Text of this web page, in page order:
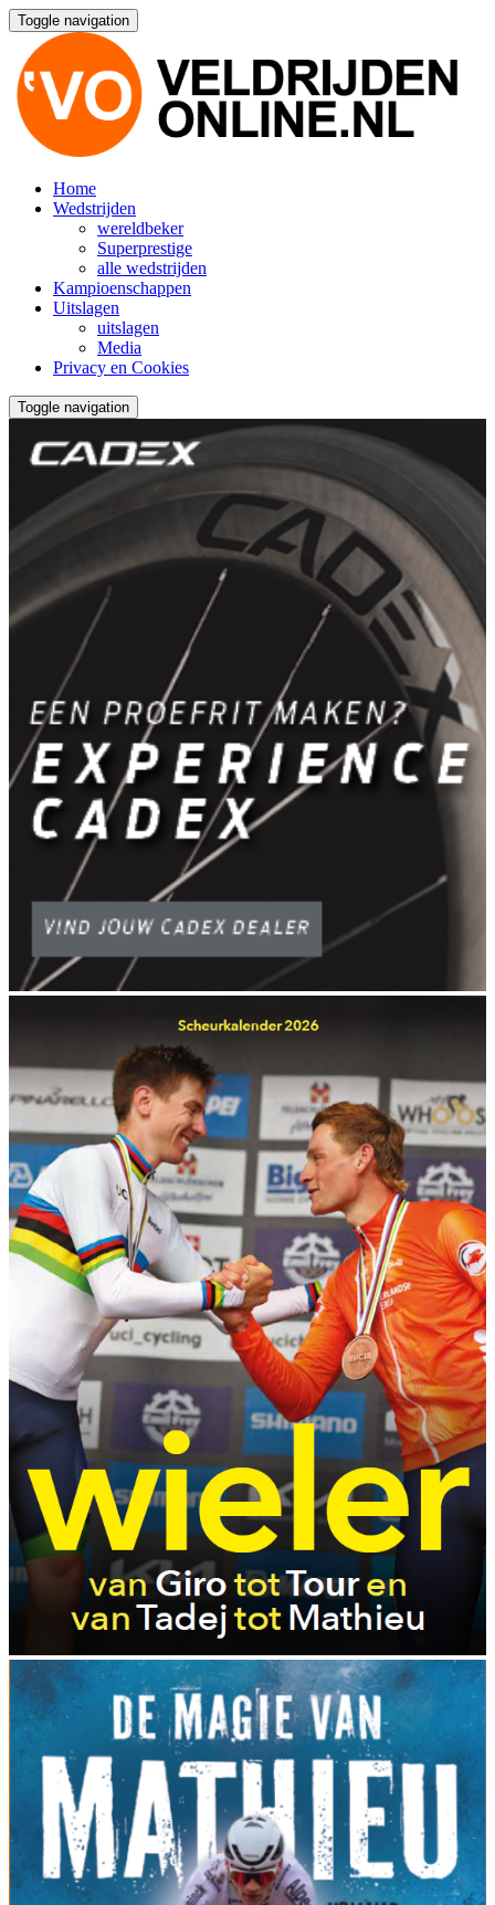
Toggle navigation
Home
Wedstrijden
wereldbeker
Superprestige
alle wedstrijden
Kampioenschappen
Uitslagen
uitslagen
Media
Privacy en Cookies
Toggle navigation